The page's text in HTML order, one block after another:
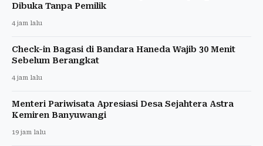
Dibuka Tanpa Pemilik
4 jam lalu
Check-in Bagasi di Bandara Haneda Wajib 30 Menit
Sebelum Berangkat
4 jam lalu
Menteri Pariwisata Apresiasi Desa Sejahtera Astra
Kemiren Banyuwangi
19 jam lalu